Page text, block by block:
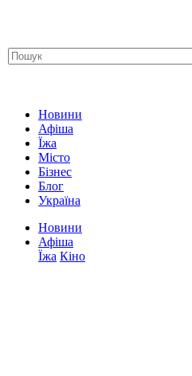
Новини
Афіша
Їжа
Місто
Бізнес
Блог
Україна
Новини
Афіша
Їжа Кіно